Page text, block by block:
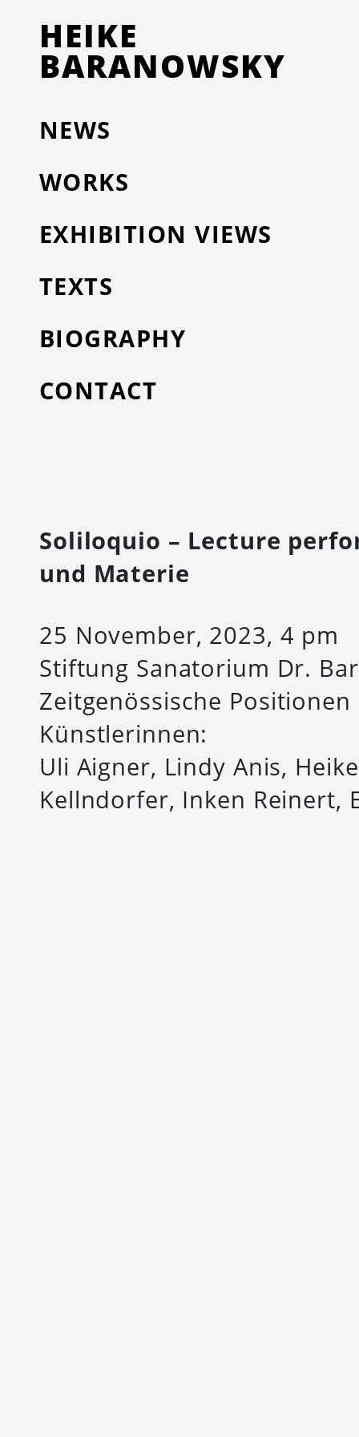
HEIKE
BARANOWSKY
NEWS
WORKS
EXHIBITION VIEWS
TEXTS
BIOGRAPHY
CONTACT
Soliloquio – Lecture
und Materie
25 November, 2023, 4 pm
Stiftung Sanatorium Dr.
Zeitgenössische
Künstlerinnen:
Uli Aigner, Lindy Anis,
Kellndorfer, Inken Reinert,